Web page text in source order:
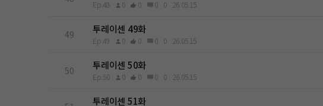
Ep.48 0 0 0 0 26.05.15
49 투레이센 49화
Ep.49 0 0 0 0 26.05.15
50 투레이센 50화
Ep.50 0 0 0 0 26.05.15
투레이센 51화